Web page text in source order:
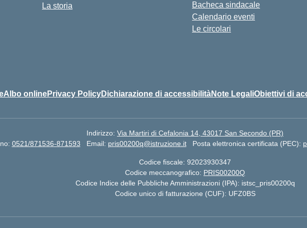
La storia
Bacheca sindacale
Calendario eventi
Le circolari
Albo onlinePrivacy PolicyDichiarazione di accessibilitàNote LegaliObiettivi di
Indirizzo: Via Martiri di Cefalonia 14, 43017 San Secondo (PR)
0521/871536-871593 Email: pris00200q@istruzione.it Posta elettronica certificata (PEC):
Codice fiscale: 92023930347
Codice meccanografico: PRIS00200Q
Codice Indice delle Pubbliche Amministrazioni (IPA): istsc_pris00200q
Codice unico di fatturazione (CUF): UFZ0BS